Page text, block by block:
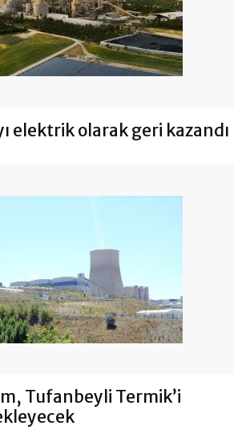
elektrik olarak geri kazandı
Tufanbeyli Termik’i